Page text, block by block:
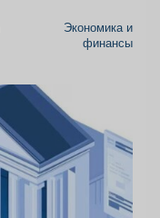
Экономика и
финансы